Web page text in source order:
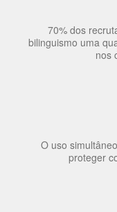
70% dos
bilinguismo uma
nos
O uso
proteger